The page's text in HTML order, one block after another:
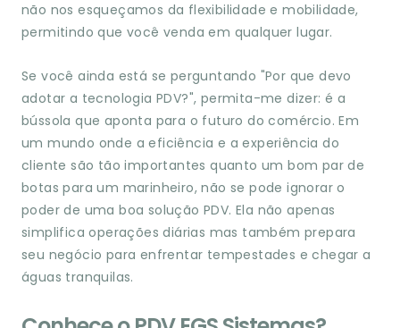
não nos esqueçamos da flexibilidade e mobilidade,
permitindo que você venda em qualquer lugar.
Se você ainda está se perguntando "Por que devo
adotar a tecnologia PDV?", permita-me dizer: é a
bússola que aponta para o futuro do comércio. Em
um mundo onde a eficiência e a experiência do
cliente são tão importantes quanto um bom par de
botas para um marinheiro, não se pode ignorar o
poder de uma boa solução PDV. Ela não apenas
simplifica operações diárias mas também prepara
seu negócio para enfrentar tempestades e chegar a
águas tranquilas.